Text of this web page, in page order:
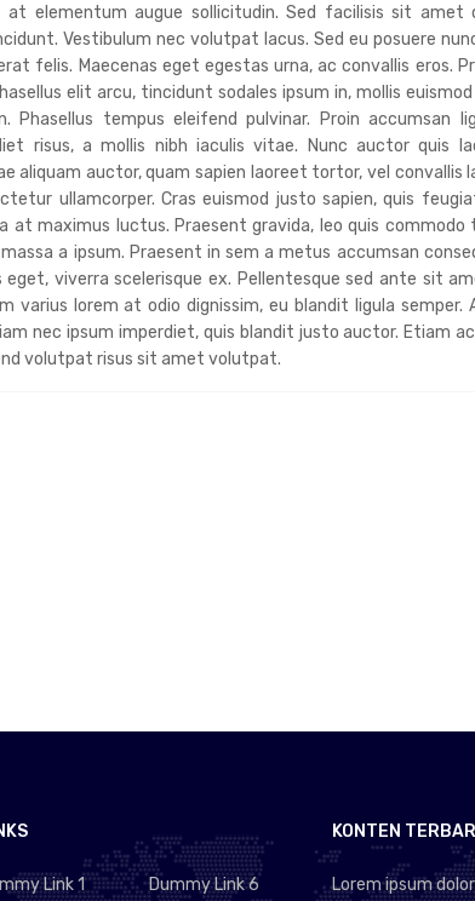
at elementum augue sollicitudin. Sed facilisis sit amet
Vestibulum nec volutpat lacus. Sed eu posuere
felis. Maecenas eget egestas urna, ac convallis eros.
elit arcu, tincidunt sodales ipsum in, mollis euismod
Phasellus tempus eleifend pulvinar. Proin accumsan
risus, a mollis nibh iaculis vitae. Nunc auctor quis
aliquam auctor, quam sapien laoreet tortor, vel convallis
ullamcorper. Cras euismod justo sapien, quis
at maximus luctus. Praesent gravida, leo quis commodo
a ipsum. Praesent in sem a metus accumsan
viverra scelerisque ex. Pellentesque sed ante sit
varius lorem at odio dignissim, eu blandit ligula semper.
nec ipsum imperdiet, quis blandit justo auctor. Etiam
volutpat risus sit amet volutpat.
Link 1 Dummy Link 6
KONTEN
Lorem ipsum